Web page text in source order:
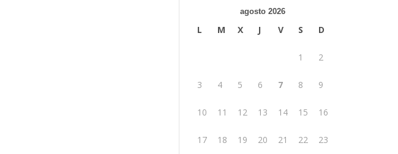
agosto 2026
L M X J V S D
1 2
3 4 5 6 7 8 9
10 11 12 13 14 15 16
17 18 19 20 21 22 23